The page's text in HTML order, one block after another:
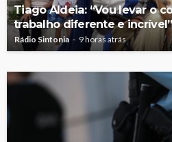
Tiago Aldeia: “Vou levar o
trabalho diferente e incrível”
Rádio Sintonia 9 horas atrás